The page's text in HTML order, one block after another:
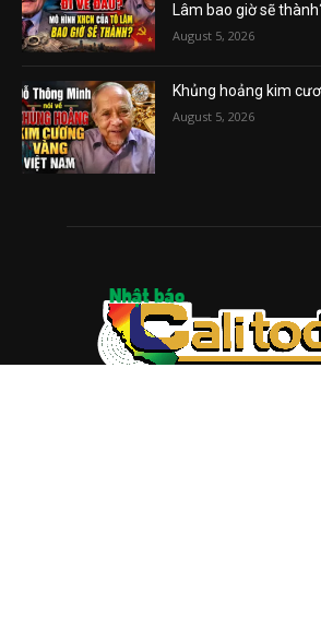
Lâm bao giờ sẽ
August 5, 2026
Khủng hoảng kim
August 5, 2026